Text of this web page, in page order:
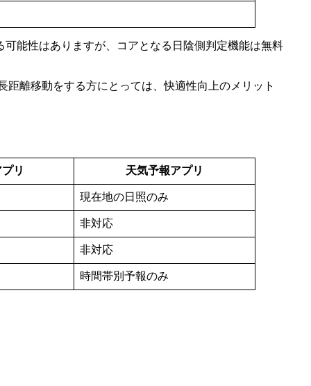
能性はありますが、コアとなる日陰側判定機能は無料
離移動をする方にとっては、快適性向上のメリット
リ 天気予報アプリ
現在地の日照のみ
非対応
非対応
時間帯別予報のみ